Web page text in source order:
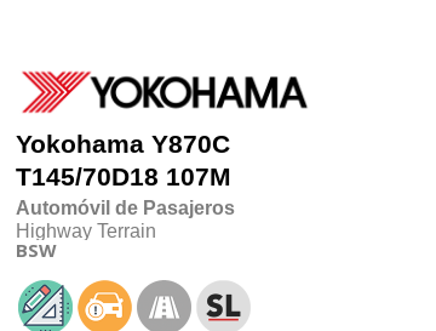
Yokohama Y870C
T145/70D18 107M
Automóvil de Pasajeros
Highway Terrain
BSW